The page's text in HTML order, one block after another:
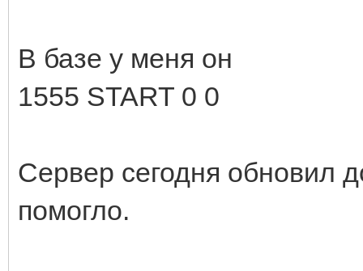
В базе у меня он
1555 START 0 0
Сервер сегодня обновил
помогло.